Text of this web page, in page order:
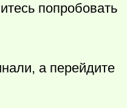
попробовать
а перейдите